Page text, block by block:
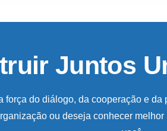
Juntos
força do diálogo, da cooperação e
ou deseja conhecer